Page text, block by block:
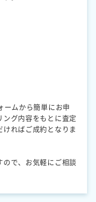
ームから簡単にお申
ング内容をもとに査定
ればご成約となりま
ので、お気軽にご相談